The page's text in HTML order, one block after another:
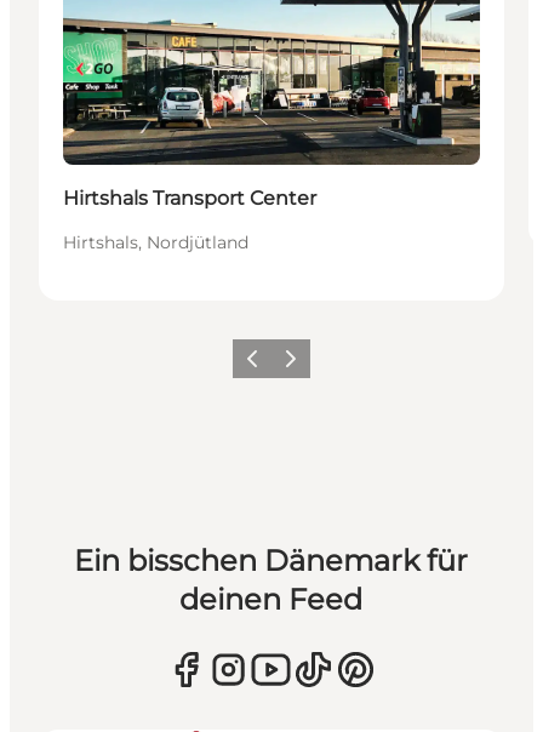
Hirtshals Transport Center
Hirtshals, Nordjütland
ZurückWeiter
Ein bisschen Dänemark für
deinen Feed